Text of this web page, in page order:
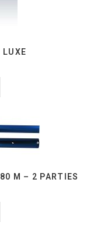
LUXE
M – 2 PARTIES